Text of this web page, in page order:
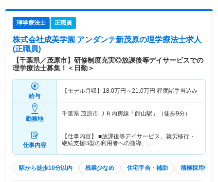
理学療法士 正職員
株式会社成美学園 アンダンテ新茂原の理学療法士求人
(正職員)
【千葉県／茂原市】研修制度充実◎放課後等デイサービスでの
理学療法士募集！＜日勤＞
給与
【モデル月収】 18.0万円～21.0万円 程度諸手当込み
勤務地
千葉県 茂原市 ＪＲ内房線「館山駅」（徒歩9分）
仕事内容
【仕事内容】 ■放課後等デイサービス、就労移行・
継続支援B型の利用者への指導、…
駅から徒歩10分以内 残業少なめ 住宅手当・補助 積極採用中